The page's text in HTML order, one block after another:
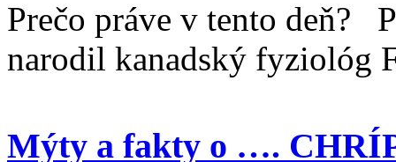
Prečo práve v tento deň?
narodil kanadský fyziológ
Mýty a fakty o ….